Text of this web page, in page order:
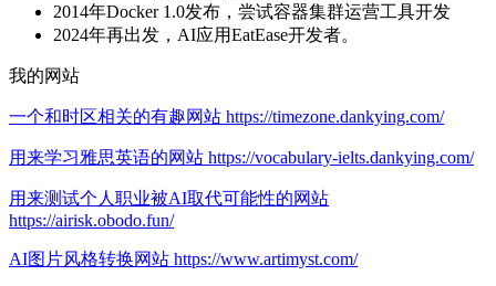
2014年Docker 1.0发布，尝试容器集群运营工具开发
2024年再出发，AI应用EatEase开发者。
我的网站
一个和时区相关的有趣网站 https://timezone.dankying.com/
用来学习雅思英语的网站 https://vocabulary-ielts.dankying.com/
用来测试个人职业被AI取代可能性的网站
https://airisk.obodo.fun/
AI图片风格转换网站 https://www.artimyst.com/